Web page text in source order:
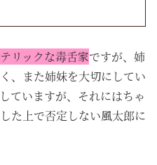
リックな毒舌家ですが、姉
、また姉妹を大切にしてい
ていますが、それにはちゃ
た上で否定しない風太郎に